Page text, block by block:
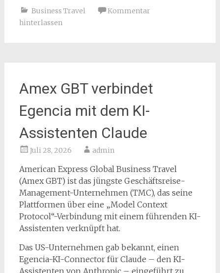
Business Travel
Kommentar
hinterlassen
Amex GBT verbindet
Egencia mit dem KI-
Assistenten Claude
Juli 28, 2026 admin
American Express Global Business Travel
(Amex GBT) ist das jüngste Geschäftsreise-
Management-Unternehmen (TMC), das seine
Plattformen über eine „Model Context
Protocol“-Verbindung mit einem führenden KI-
Assistenten verknüpft hat.
Das US-Unternehmen gab bekannt, einen
Egencia-KI-Connector für Claude – den KI-
Assistenten von Anthropic – eingeführt zu